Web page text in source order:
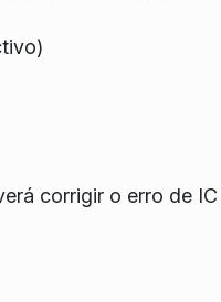
corrigir o erro de